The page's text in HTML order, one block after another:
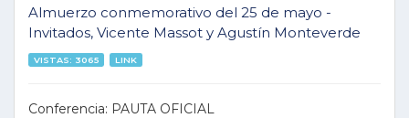
Almuerzo conmemorativo del 25 de mayo -
Invitados, Vicente Massot y Agustín Monteverde
VISTAS: 3065 LINK
Conferencia: PAUTA OFICIAL